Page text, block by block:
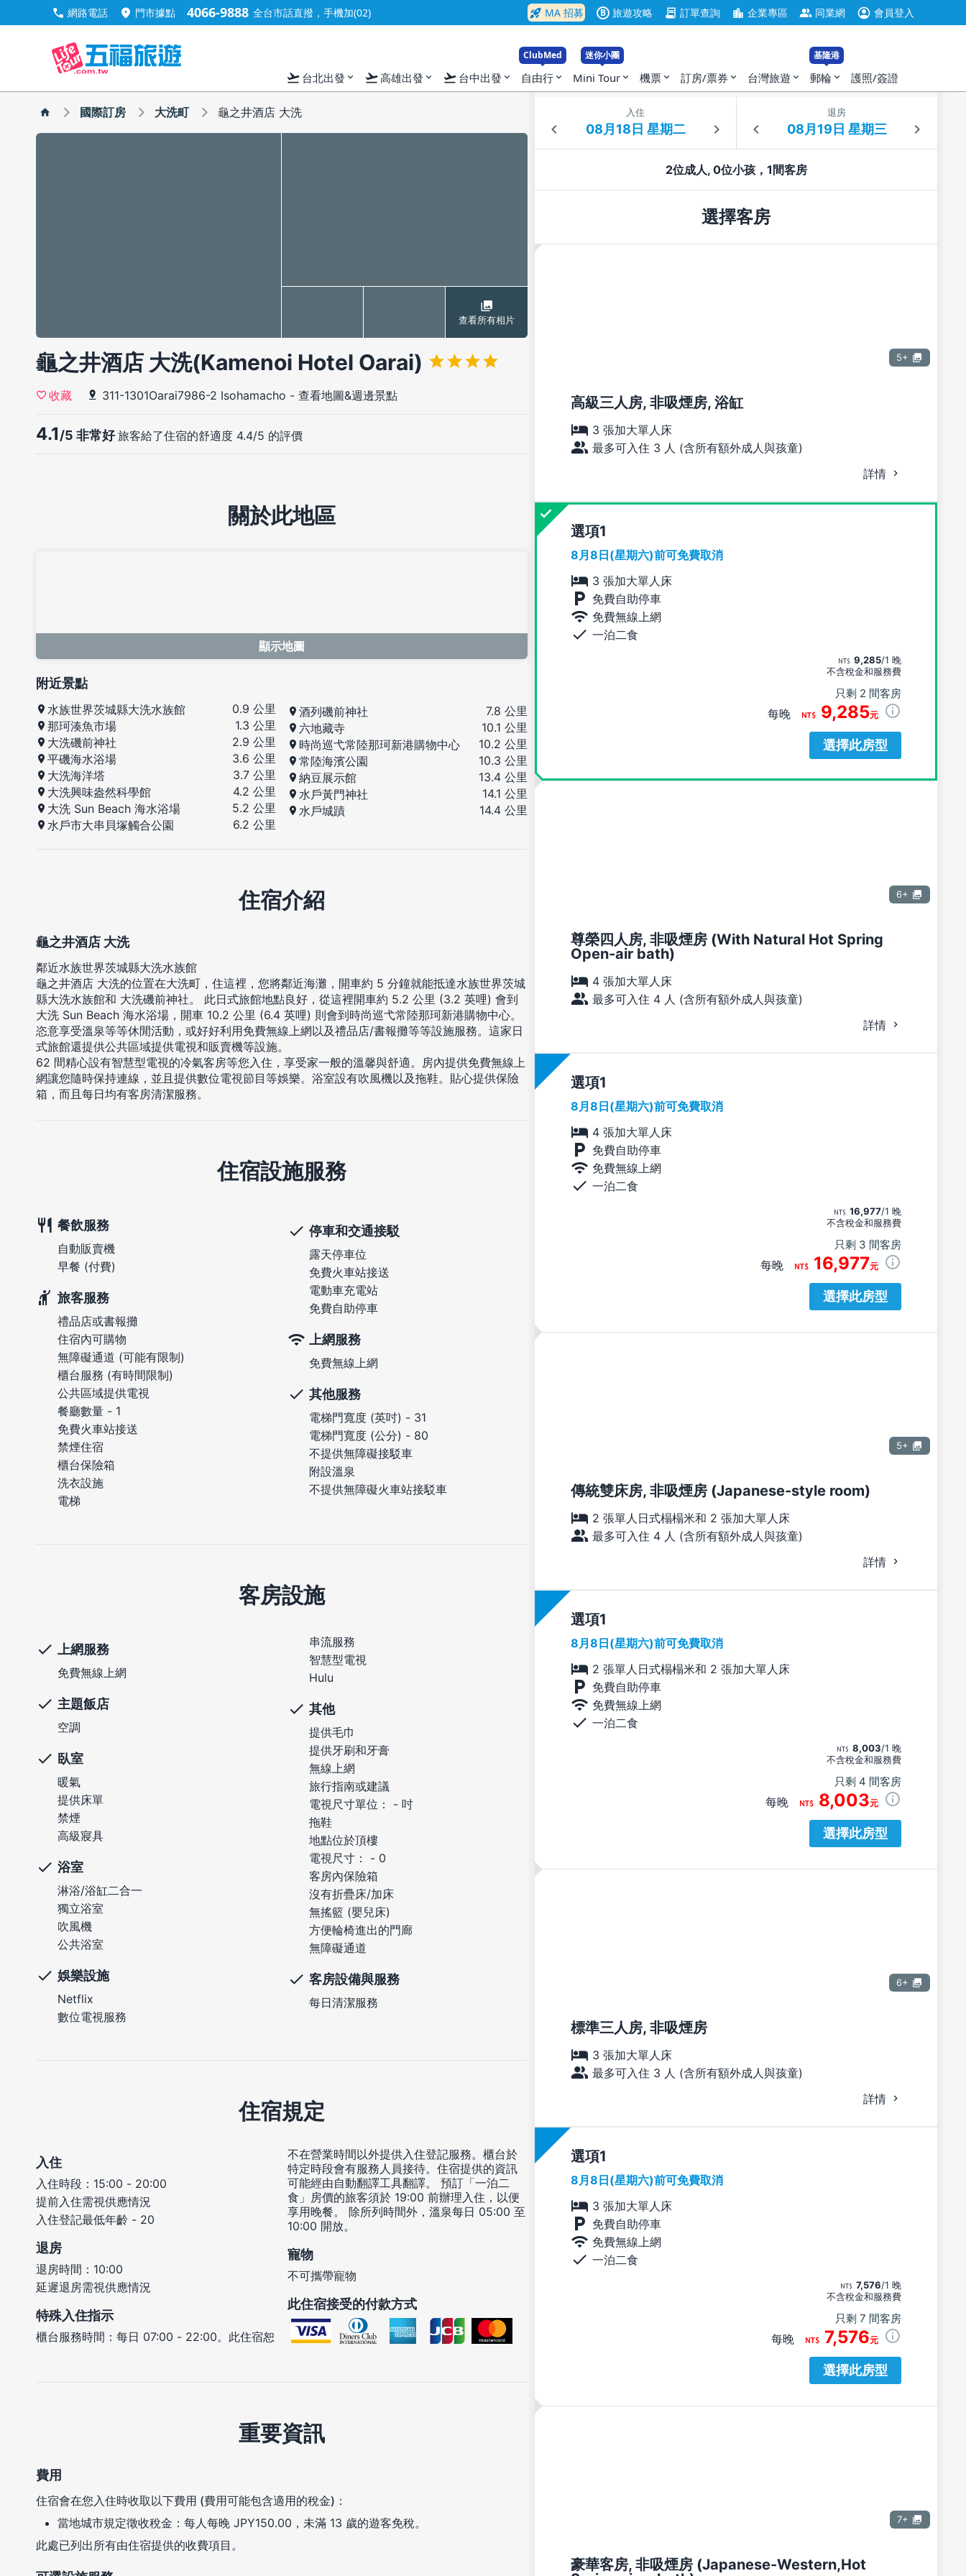
call 網路電話 location_on 門市據點 4066-9888 全台市話直撥，手機加(02) rocket_launch MA 招募 B 旅遊攻略 contract 訂單查詢 location_city 企業專區 group 同業網 account_circle 會員登入
flight_takeoff 台北出發 expand_more flight_takeoff高雄出發 expand_more flight_takeoff 台中出發 expand_more
ClubMed
自由行 expand_more
迷你小團
Mini Tour expand_more 機票 expand_more 訂房/票券 expand_more 台灣旅遊 expand_more
基隆港
郵輪 expand_more 護照/簽證
國際訂房 大洗町 龜之井酒店 大洗
查看所有相片
龜之井酒店 大洗(Kamenoi Hotel Oarai)
收藏 311-1301Oarai7986-2 Isohamacho - 查看地圖&週邊景點
4.1/5 非常好旅客給了住宿的舒適度 4.4/5 的評價
入住 退房
2位成人, 0位小孩，1間客房
選擇客房
5+
高級三人房, 非吸煙房, 浴缸
3 張加大單人床
最多可入住 3 人 (含所有額外成人與孩童)
詳情
選項
8月8日(星期六)前可免費取消
3 張加大單人床
免費自助停車
免費無線上網
一泊二食
9,285/1 晚
不含稅金和服務費
只剩 2 間客房
每晚 9,285元
選擇此房型
6+
尊榮四人房, 非吸煙房 (With Natural Hot Spring
Open-air bath)
4 張加大單人床
最多可入住 4 人 (含所有額外成人與孩童)
詳情
選項
8月8日(星期六)前可免費取消
4 張加大單人床
免費自助停車
免費無線上網
一泊二食
16,977/1 晚
不含稅金和服務費
只剩 3 間客房
每晚 16,977元
選擇此房型
5+
傳統雙床房, 非吸煙房 (Japanese-style room)
2 張單人日式榻榻米和 2 張加大單人床
最多可入住 4 人 (含所有額外成人與孩童)
詳情
選項
8月8日(星期六)前可免費取消
2 張單人日式榻榻米和 2 張加大單人床
免費自助停車
免費無線上網
一泊二食
8,003/1 晚
不含稅金和服務費
只剩 4 間客房
每晚 8,003元
選擇此房型
6+
標準三人房, 非吸煙房
3 張加大單人床
最多可入住 3 人 (含所有額外成人與孩童)
詳情
選項
8月8日(星期六)前可免費取消
3 張加大單人床
免費自助停車
免費無線上網
一泊二食
7,576/1 晚
不含稅金和服務費
只剩 7 間客房
每晚 7,576元
選擇此房型
7+
豪華客房, 非吸煙房 (Japanese-Western,Hot
關於此地區
顯示地圖
附近景點
水族世界茨城縣大洗水族館
0.9 公里
那珂湊魚市場
1.3 公里
大洗磯前神社
2.9 公里
平磯海水浴場
3.6 公里
大洗海洋塔
3.7 公里
大洗興味盎然科學館
4.2 公里
大洗 Sun Beach 海水浴場
5.2 公里
水戶市大串貝塚觸合公園
6.2 公里
酒列磯前神社
7.8 公里
六地藏寺
10.1 公里
時尚巡弋常陸那珂新港購物中心
10.2 公里
常陸海濱公園
10.3 公里
納豆展示館
13.4 公里
水戶黃門神社
14.1 公里
水戶城蹟
14.4 公里
住宿介紹
龜之井酒店 大洗
鄰近水族世界茨城縣大洗水族館
龜之井酒店 大洗的位置在大洗町，住這裡，您將鄰近海灘，開車約 5 分鐘就能抵達水族世界茨城
縣大洗水族館和 大洗磯前神社。 此日式旅館地點良好，從這裡開車約 5.2 公里 (3.2 英哩) 會到
大洗 Sun Beach 海水浴場，開車 10.2 公里 (6.4 英哩) 則會到時尚巡弋常陸那珂新港購物中心。
恣意享受溫泉等等休閒活動，或好好利用免費無線上網以及禮品店/書報攤等等設施服務。這家日
式旅館還提供公共區域提供電視和販賣機等設施。
62 間精心設有智慧型電視的冷氣客房等您入住，享受家一般的溫馨與舒適。房內提供免費無線上
網讓您隨時保持連線，並且提供數位電視節目等娛樂。浴室設有吹風機以及拖鞋。貼心提供保險
箱，而且每日均有客房清潔服務。
住宿設施服務
餐飲服務
自動販賣機
早餐 (付費)
旅客服務
禮品店或書報攤
住宿內可購物
無障礙通道 (可能有限制)
櫃台服務 (有時間限制)
公共區域提供電視
餐廳數量 - 1
免費火車站接送
禁煙住宿
櫃台保險箱
洗衣設施
電梯
停車和交通接駁
露天停車位
免費火車站接送
電動車充電站
免費自助停車
上網服務
免費無線上網
其他服務
電梯門寬度 (英吋) - 31
電梯門寬度 (公分) - 80
不提供無障礙接駁車
附設溫泉
不提供無障礙火車站接駁車
客房設施
上網服務
免費無線上網
主題飯店
空調
臥室
暖氣
提供床單
禁煙
高級寢具
浴室
淋浴/浴缸二合一
獨立浴室
吹風機
公共浴室
娛樂設施
Netflix
數位電視服務
串流服務
智慧型電視
Hulu
其他
提供毛巾
提供牙刷和牙膏
無線上網
旅行指南或建議
電視尺寸單位： - 吋
拖鞋
地點位於頂樓
電視尺寸： - 0
客房內保險箱
沒有折疊床/加床
無搖籃 (嬰兒床)
方便輪椅進出的門廊
無障礙通道
客房設備與服務
每日清潔服務
住宿規定
入住
入住時段：15:00 - 20:00
提前入住需視供應情況
入住登記最低年齡 - 20
退房
退房時間：10:00
延遲退房需視供應情況
特殊入住指示
櫃台服務時間：每日 07:00 - 22:00。此住宿恕
不在營業時間以外提供入住登記服務。櫃台於
特定時段會有服務人員接待。住宿提供的資訊
可能經由自動翻譯工具翻譯。 預訂「一泊二
食」房價的旅客須於 19:00 前辦理入住，以便
享用晚餐。 除所列時間外，溫泉每日 05:00 至
10:00 開放。
寵物
不可攜帶寵物
此住宿接受的付款方式
重要資訊
費用
住宿會在您入住時收取以下費用 (費用可能包含適用的稅金)：
當地城市規定徵收稅金：每人每晚 JPY150.00，未滿 13 歲的遊客免稅。
此處已列出所有由住宿提供的收費項目。